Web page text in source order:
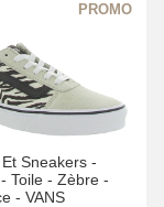
Sneakers -
Toile - Zèbre -
- VANS